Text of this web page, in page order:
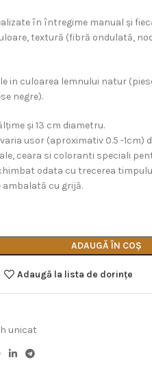
în întregime manual și
textură (fibră ondulată,
in culoarea lemnului natur
negre).
și 13 cm diametru.
usor (aproximativ 0.5 -1cm)
ceara si coloranti speciali
odata cu trecerea
ambalată cu grijă.
ADAUGĂ ÎN COȘ
Adaugă la lista de dorințe
unicat